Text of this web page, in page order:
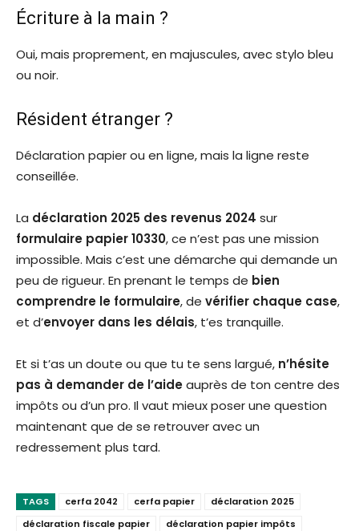
Écriture à la main ?
Oui, mais proprement, en majuscules, avec stylo bleu
ou noir.
Résident étranger ?
Déclaration papier ou en ligne, mais la ligne reste
conseillée.
La déclaration 2025 des revenus 2024 sur
formulaire papier 10330, ce n’est pas une mission
impossible. Mais c’est une démarche qui demande un
peu de rigueur. En prenant le temps de bien
comprendre le formulaire, de vérifier chaque case,
et d’envoyer dans les délais, t’es tranquille.
Et si t’as un doute ou que tu te sens largué, n’hésite
pas à demander de l’aideauprès de ton centre des
impôts ou d’un pro. Il vaut mieux poser une question
maintenant que de se retrouver avec un
redressement plus tard.
TAGS cerfa 2042 cerfa papier
déclaration 2025
déclaration fiscale papier
déclaration papier impôts